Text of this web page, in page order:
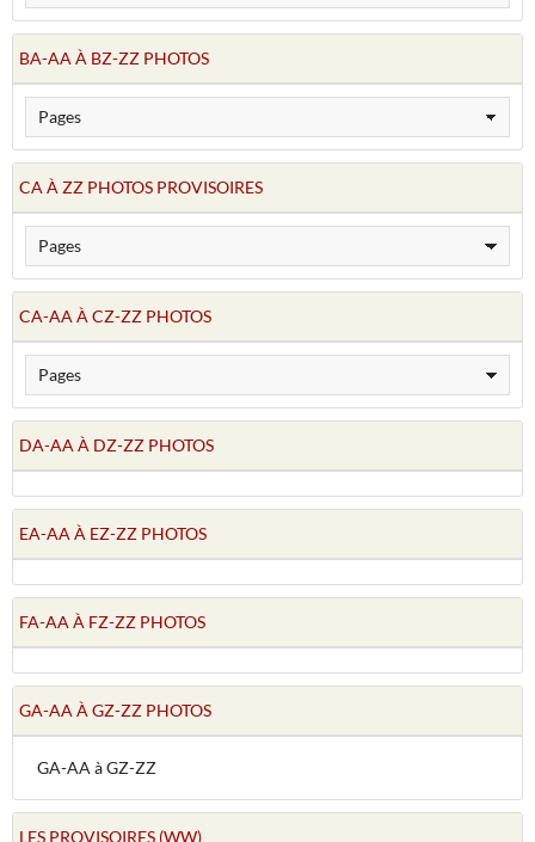
BA-AA À BZ-ZZ PHOTOS
CA À ZZ PHOTOS PROVISOIRES
CA-AA À CZ-ZZ PHOTOS
DA-AA À DZ-ZZ PHOTOS
EA-AA À EZ-ZZ PHOTOS
FA-AA À FZ-ZZ PHOTOS
GA-AA À GZ-ZZ PHOTOS
GA-AA à GZ-ZZ
LES PROVISOIRES (WW)